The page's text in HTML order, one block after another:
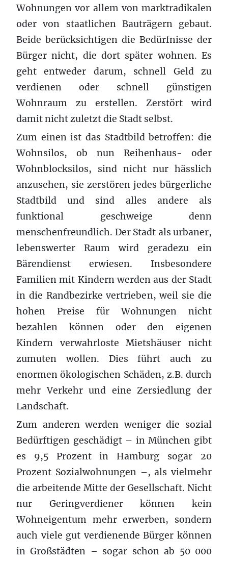
Wohnungen vor allem von marktradikalen
oder von staatlichen Bauträgern gebaut.
Beide berücksichtigen die Bedürfnisse der
Bürger nicht, die dort später wohnen. Es
geht entweder darum, schnell Geld zu
verdienen oder schnell günstigen
Wohnraum zu erstellen. Zerstört wird
damit nicht zuletzt die Stadt selbst.
Zum einen ist das Stadtbild betroffen: die
Wohnsilos, ob nun Reihenhaus- oder
Wohnblocksilos, sind nicht nur hässlich
anzusehen, sie zerstören jedes bürgerliche
Stadtbild und sind alles andere als
funktional geschweige denn
menschenfreundlich. Der Stadt als urbaner,
lebenswerter Raum wird geradezu ein
Bärendienst erwiesen. Insbesondere
Familien mit Kindern werden aus der Stadt
in die Randbezirke vertrieben, weil sie die
hohen Preise für Wohnungen nicht
bezahlen können oder den eigenen
Kindern verwahrloste Mietshäuser nicht
zumuten wollen. Dies führt auch zu
enormen ökologischen Schäden, z.B. durch
mehr Verkehr und eine Zersiedlung der
Landschaft.
Zum anderen werden weniger die sozial
Bedürftigen geschädigt – in München gibt
es 9,5 Prozent in Hamburg sogar 20
Prozent Sozialwohnungen –, als vielmehr
die arbeitende Mitte der Gesellschaft. Nicht
nur Geringverdiener können kein
Wohneigentum mehr erwerben, sondern
auch viele gut verdienende Bürger können
in Großstädten – sogar schon ab 50 000